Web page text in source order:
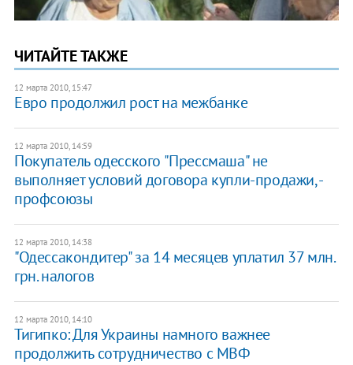
ЧИТАЙТЕ ТАКЖЕ
12 марта 2010, 15:47
Евро продолжил рост на межбанке
12 марта 2010, 14:59
Покупатель одесского "Прессмаша" не
выполняет условий договора купли-продажи, -
профсоюзы
12 марта 2010, 14:38
"Одессакондитер" за 14 месяцев уплатил 37 млн.
грн. налогов
12 марта 2010, 14:10
Тигипко: Для Украины намного важнее
продолжить сотрудничество с МВФ